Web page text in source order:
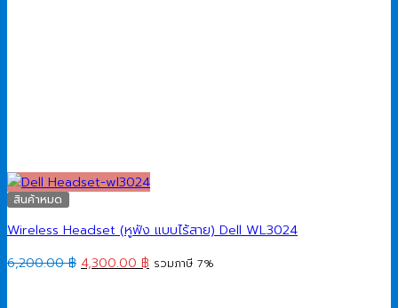
สินค้าหมด
Wireless Headset (หูฟัง แบบไร้สาย) Dell WL3024
6,200.00฿ Original
4,300.00 ฿ Current
รวมภาษี 7%